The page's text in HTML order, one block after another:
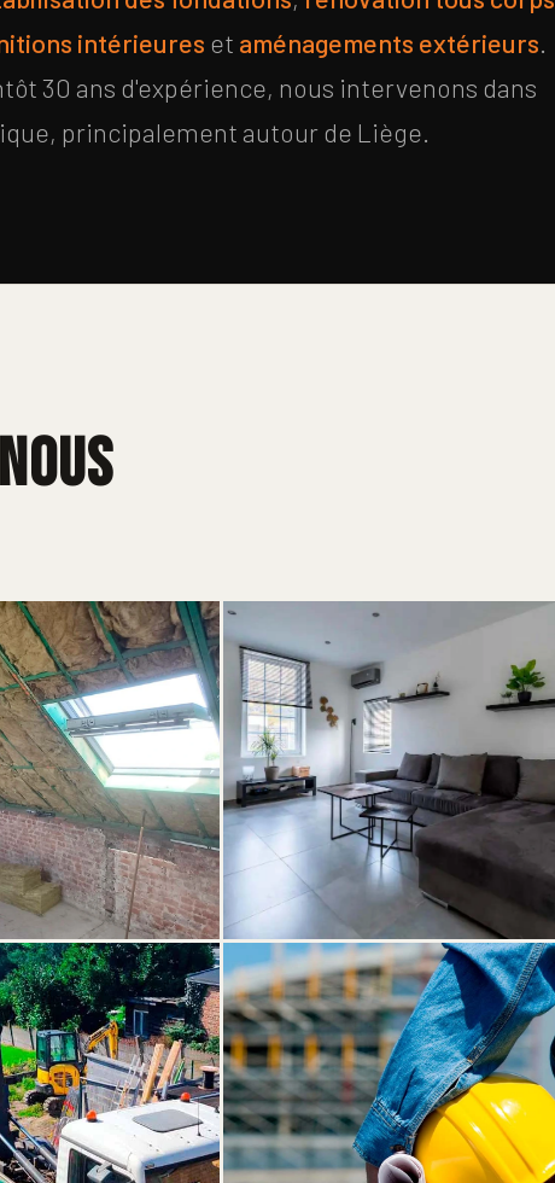
intérieures et aménagements extérieurs
30 ans d'expérience, nous intervenons dans
principalement autour de Liège.
châssis — de A à Z avec
SERVICE
FINITIONS
Carrelage, plafonnage, peinture — jusqu'à
la dernière couche.